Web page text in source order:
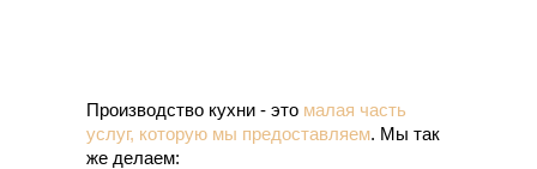
Производство кухни - это малая часть
услуг, которую мы предоставляем. Мы так
же делаем: